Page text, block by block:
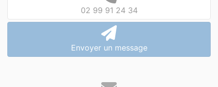
02 99 91 24 34
Envoyer un message